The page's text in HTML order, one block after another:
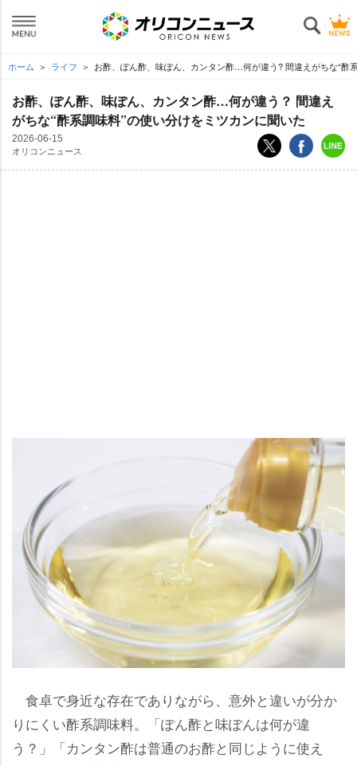
ホーム ライフ お酢、ぽん酢、味ぽん、カンタン酢…何が違う? 間違えがちな“酢
お酢、ぽん酢、味ぽん、カンタン酢…何が違う？ 間違え
がちな“酢系調味料”の使い分けをミツカンに聞いた
2026-06-15
オリコンニュース
食卓で身近な存在でありながら、意外と違いが分か
りにくい酢系調味料。「ぽん酢と味ぽんは何が違
う？」「カンタン酢は普通のお酢と同じように使え